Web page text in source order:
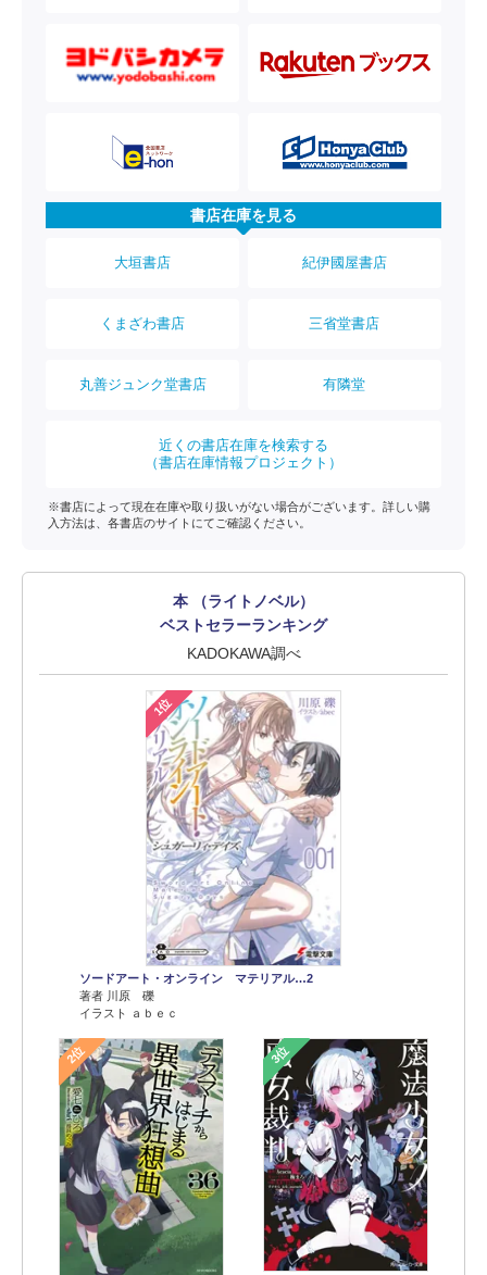
書店在庫を見る
大垣書店 紀伊國屋書店
くまざわ書店 三省堂書店
丸善ジュンク堂書店 有隣堂
近くの書店在庫を検索する
（書店在庫情報プロジェクト）
※書店によって現在在庫や取り扱いがない場合がございます。詳しい購
入方法は、各書店のサイトにてご確認ください。
本 （ライトノベル）
ベストセラーランキング
KADOKAWA調べ
1位
ソードアート・オンライン マテリアル…2
著者 川原 礫
イラスト ａｂｅｃ
2位 3位